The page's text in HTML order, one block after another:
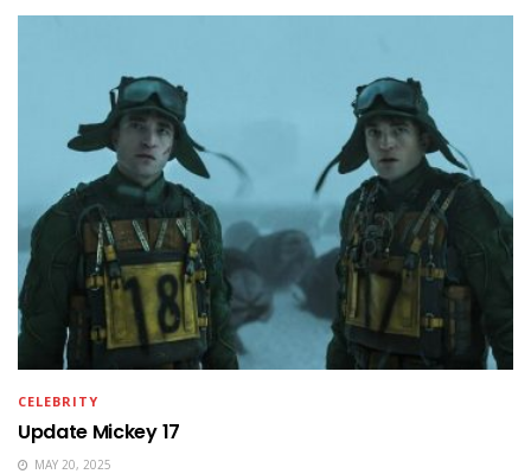
CELEBRITY
Update Mickey 17
MAY 20, 2025